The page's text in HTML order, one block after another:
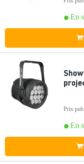
En
Prix
En